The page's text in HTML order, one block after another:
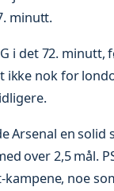
minutt.
i det 72. minutt,
ikke nok for
Arsenal en solid
over 2,5 mål.
noe